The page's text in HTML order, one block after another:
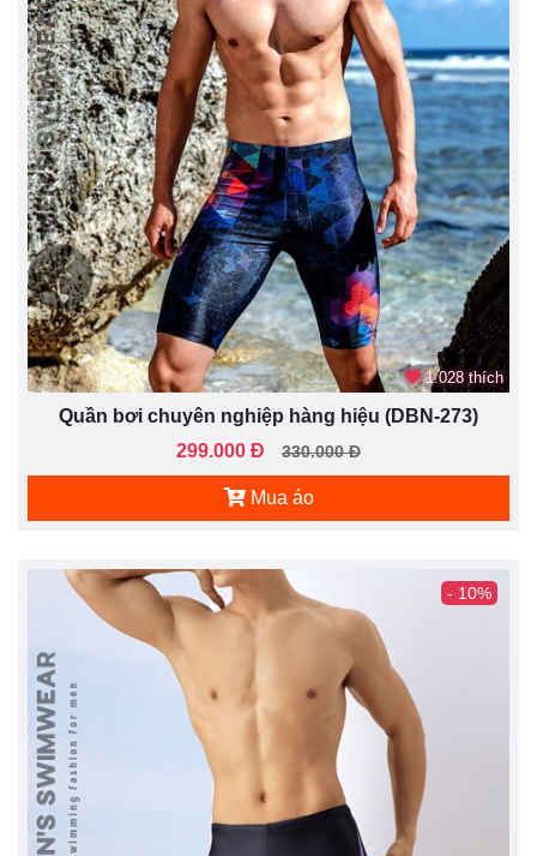
1.028 thích
Quần bơi chuyên nghiệp hàng hiệu (DBN-273)
299.000 Đ
330.000 Đ
Mua áo
- 10%